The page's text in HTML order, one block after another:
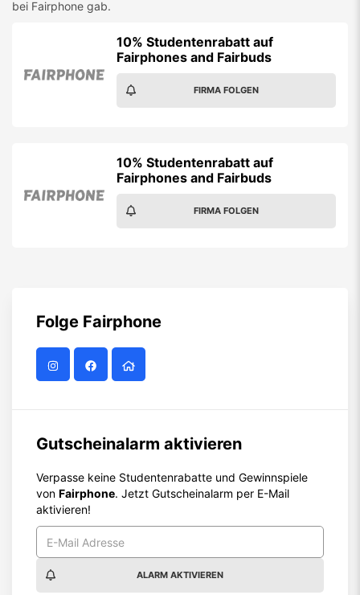
bei Fairphone gab.
10% Studentenrabatt auf
Fairphones and Fairbuds
FIRMA FOLGEN
10% Studentenrabatt auf
Fairphones and Fairbuds
FIRMA FOLGEN
Folge Fairphone
Gutscheinalarm aktivieren
Verpasse keine Studentenrabatte und Gewinnspiele
von Fairphone. Jetzt Gutscheinalarm per E-Mail
aktivieren!
ALARM AKTIVIEREN